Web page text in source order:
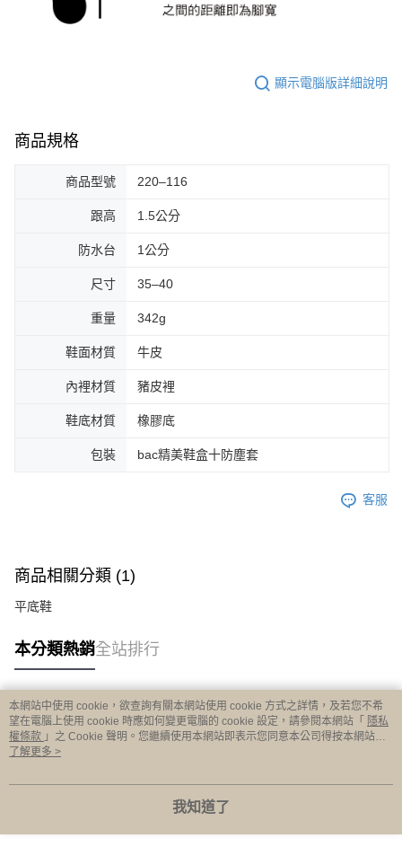
顯示電腦版詳細說明
商品規格
商品型號 220–116
跟高 1.5公分
防水台 1公分
尺寸 35–40
重量 342g
鞋面材質 牛皮
內裡材質 豬皮裡
鞋底材質 橡膠底
包裝 bac精美鞋盒十防塵套
客服
商品相關分類 (1)
平底鞋
本分類熱銷全站排行
熱門標籤
本網站中使用 cookie，欲查詢有關本網站使用 cookie 方式之詳情，及若您不希
望在電腦上使用 cookie 時應如何變更電腦的 cookie 設定，請參閱本網站「 隱私
權條款 」之 Cookie 聲明。您繼續使用本網站即表示您同意本公司得按本網站使
用條款之 Cookie 聲明使用 cookie。
了解更多 >
我知道了